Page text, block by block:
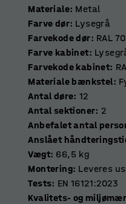
Materiale: Metal
Farve dør: Lysegrå
Farvekode dør: RAL
Farve kabinet:
Farvekode kabinet:
Materiale bænkstel:
Antal døre: 12
Antal sektioner: 2
Anbefalet antal
Anslået
Vægt: 66,5 kg
Montering: Leveres
Tests: EN 16121:2023
Kvalitets- og